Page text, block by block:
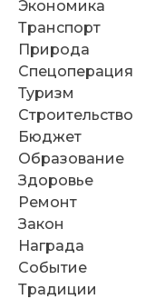
Экономика
Транспорт
Природа
Спецоперация
Туризм
Строительство
Бюджет
Образование
Здоровье
Ремонт
Закон
Награда
Событие
Традиции